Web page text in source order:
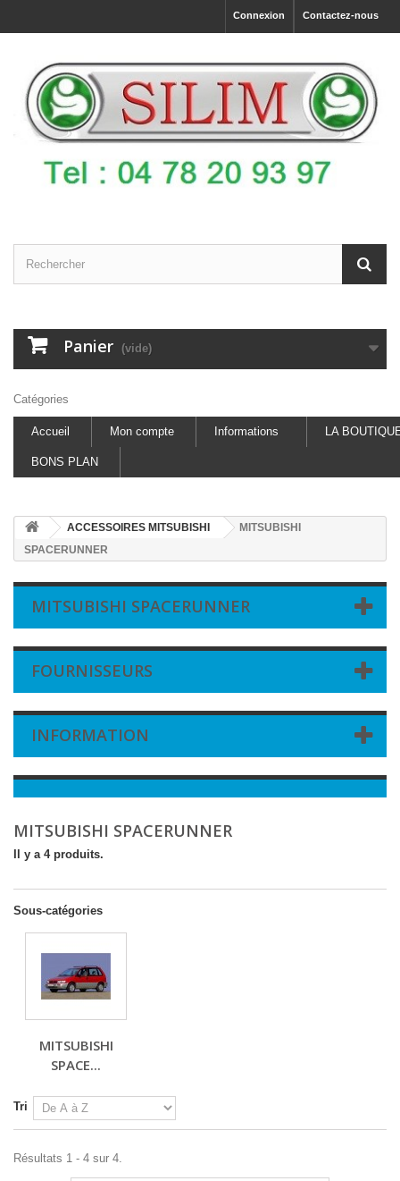
Contactez-nous
Connexion
Panier (vide)
Catégories
Accueil Mon compte Informations LA
BONS PLAN
ACCESSOIRES MITSUBISHI
MITSUBISHI
SPACERUNNER
MITSUBISHI SPACERUNNER
FOURNISSEURS
INFORMATION
MITSUBISHI SPACERUNNER
Il y a 4 produits.
Sous-catégories
MITSUBISHI
SPACE...
Tri
Résultats 1 - 4 sur 4.